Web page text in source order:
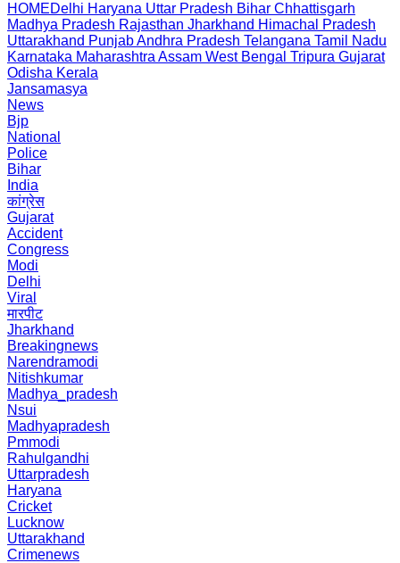
HOMEDelhi Haryana Uttar Pradesh Bihar Chhattisgarh
Madhya Pradesh Rajasthan Jharkhand Himachal Pradesh
Uttarakhand PunjabAndhra Pradesh Telangana Tamil Nadu
Karnataka Maharashtra Assam West Bengal Tripura Gujarat
Odisha Kerala
Jansamasya
News
Bjp
National
Police
Bihar
India
कांग्रेस
Gujarat
Accident
Congress
Modi
Delhi
Viral
मारपीट
Jharkhand
Breakingnews
Narendramodi
Nitishkumar
Madhya_pradesh
Nsui
Madhyapradesh
Pmmodi
Rahulgandhi
Uttarpradesh
Haryana
Cricket
Lucknow
Uttarakhand
Crimenews